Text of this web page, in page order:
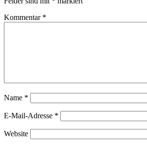
Kommentar *
Name *
E-Mail-Adresse *
Website